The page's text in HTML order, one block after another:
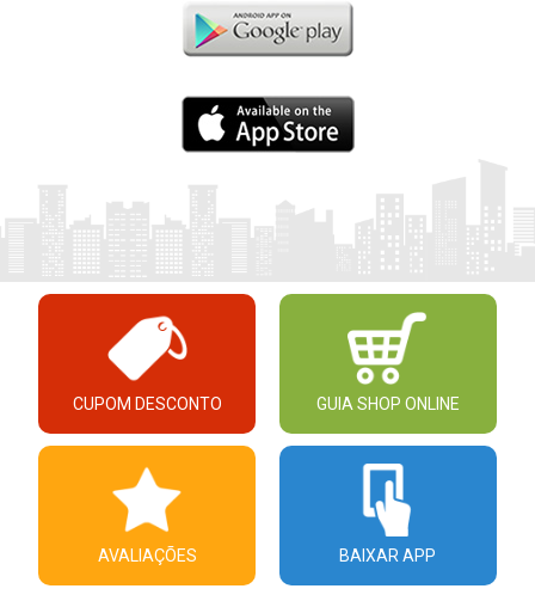
CUPOM DESCONTO GUIA SHOP ONLINE
AVALIAÇÕES BAIXAR APP